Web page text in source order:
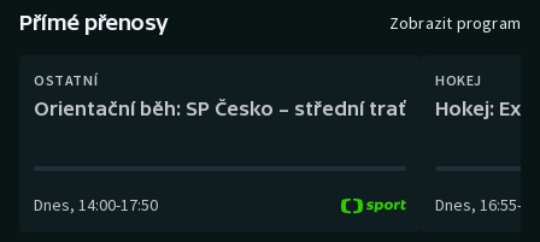
Basketbal
Biatlon
Historické návraty
Aplikace ČT sport
Přímé přenosy Zobrazit program
OSTATNÍ
Orientační běh: SP Česko – střední trať
Dnes, 14:00-17:50
HOKEJ
Hokej:
Dnes, 16:55-